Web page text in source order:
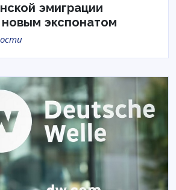
эмиграции
экспонатом